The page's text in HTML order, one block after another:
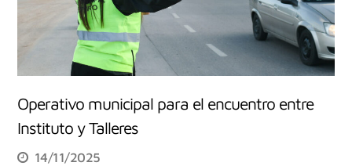
Operativo municipal para el encuentro entre
Instituto y Talleres
14/11/2025